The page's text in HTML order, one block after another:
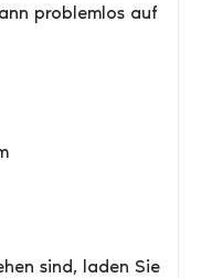
problemlos auf
sind, laden Sie